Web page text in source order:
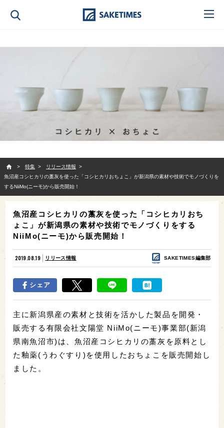
特集
リリース情報
魚沼産コシヒカリの藁灰を使った「コシヒカリおちょこ」が新潟県の素材や技術でモノづくりを
するNiiMo(ニーモ)から販売開始！
魚沼産コシヒカリの藁灰を使った「コシヒカリおち
ょこ」が新潟県の素材や技術でモノづくりをする
NiiMo(ニーモ)から販売開始！
2019.08.19 リリース情報 SAKETIMES編集部
シェア
主に新潟県産の素材と技術を活かした製品を開発・
販売する有限会社文陽堂 NiiMo(ニーモ)事業部(新潟
県南魚沼市)は、魚沼産コシヒカリの藁灰を原料とし
た釉薬(うわぐすり)を使用したおちょこを販売開始し
ました。